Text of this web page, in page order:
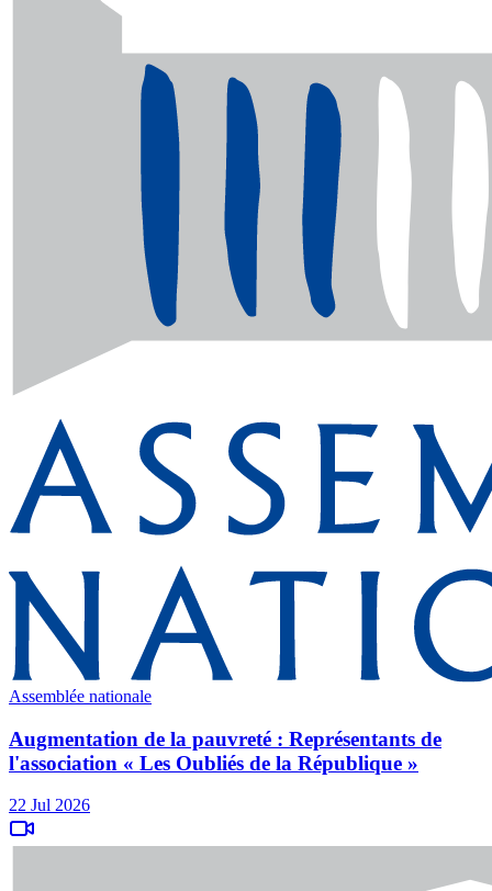
Assemblée nationale
Augmentation de la pauvreté : Représentants de
l'association « Les Oubliés de la République »
22 Jul 2026